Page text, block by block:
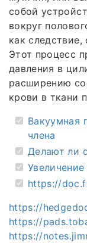
собой
вокруг
как
Этот процесс
давления в
расширению
крови в ткани
Вакуумная
члена
Делают ли
https://
https://
https://
https://